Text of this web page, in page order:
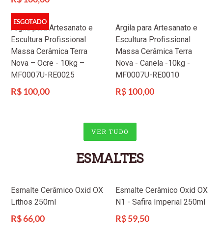
ESGOTADO
Argila para Artesanato e
Escultura Profissional
Massa Cerâmica Terra
Nova – Ocre - 10kg –
MF0007U-RE0025
Preço
R$ 100,00
Argila para Artesanato e
Escultura Profissional
Massa Cerâmica Terra
Nova - Canela -10kg -
MF0007U-RE0010
Preço
R$ 100,00
VER TUDO
ESMALTES
Esmalte Cerâmico Oxid OX
Lithos 250ml
Preço
R$ 66,00
Esmalte Cerâmico Oxid OX
N1 - Safira Imperial 250ml
Preço
R$ 59,50